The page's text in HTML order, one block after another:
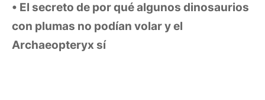
El secreto de por qué algunos dinosaurios
con plumas no podían volar y el
Archaeopteryx sí